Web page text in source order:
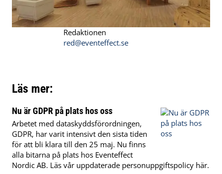
Redaktionen
red@eventeffect.se
Läs mer:
Nu är GDPR på plats hos oss
Arbetet med dataskyddsförordningen,
GDPR, har varit intensivt den sista tiden
för att bli klara till den 25 maj. Nu finns
alla bitarna på plats hos Eventeffect
Nordic AB. Läs vår uppdaterade personuppgiftspolicy här.